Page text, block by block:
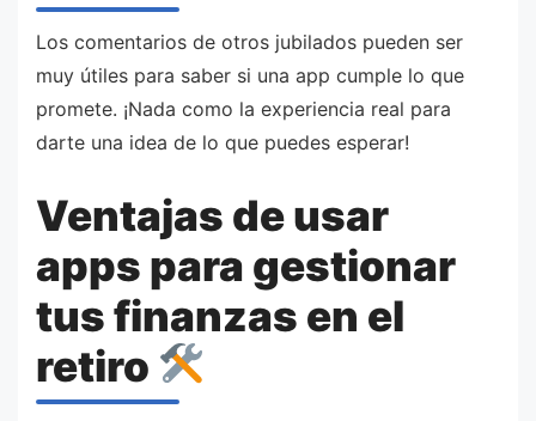
Los comentarios de otros jubilados pueden ser
muy útiles para saber si una app cumple lo que
promete. ¡Nada como la experiencia real para
darte una idea de lo que puedes esperar!
Ventajas de usar
apps para gestionar
tus finanzas en el
retiro